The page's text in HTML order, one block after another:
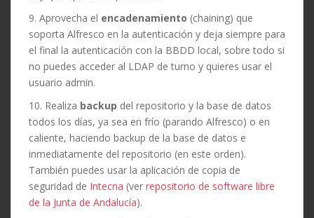
9. Aprovecha el encadenamiento (chaining) que
soporta Alfresco en la autenticación y deja siempre para
el final la autenticación con la BBDD local, sobre todo si
no puedes acceder al LDAP de turno y quieres usar el
usuario admin.
10. Realiza backup del repositorio y la base de datos
todos los días, ya sea en frío (parando Alfresco) o en
caliente, haciendo backup de la base de datos e
inmediatamente del repositorio (en este orden).
También puedes usar la aplicación de copia de
seguridad de Intecna (ver repositorio de software libre
de la Junta de Andalucía).